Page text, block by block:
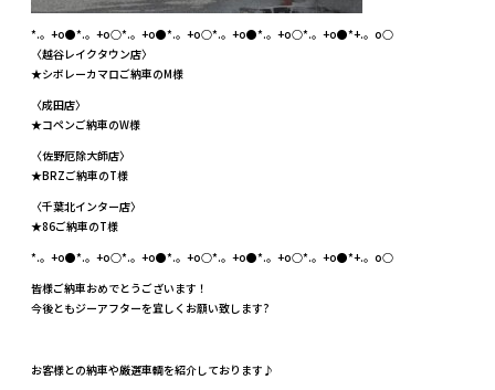
*.。+o●*.。+o○*.。+o●*.。+o○*.。+o●*.。+o○*.。+o●*+.。o○
〈越谷レイクタウン店〉
★シボレーカマロご納車のM様
〈成田店〉
★コペンご納車のW様
〈佐野厄除大師店〉
★BRZご納車のT様
〈千葉北インター店〉
★86ご納車のT様
*.。+o●*.。+o○*.。+o●*.。+o○*.。+o●*.。+o○*.。+o●*+.。o○
皆様ご納車おめでとうございます！
今後ともジーアフターを宜しくお願い致します?
お客様との納車や厳選車輌を紹介しております♪